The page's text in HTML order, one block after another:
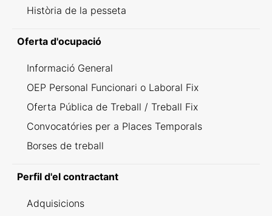
Història de la pesseta
Oferta d'ocupació
Informació General
OEP Personal Funcionari o Laboral Fix
Oferta Pública de Treball / Treball Fix
Convocatóries per a Places Temporals
Borses de treball
Perfil d'el contractant
Adquisicions